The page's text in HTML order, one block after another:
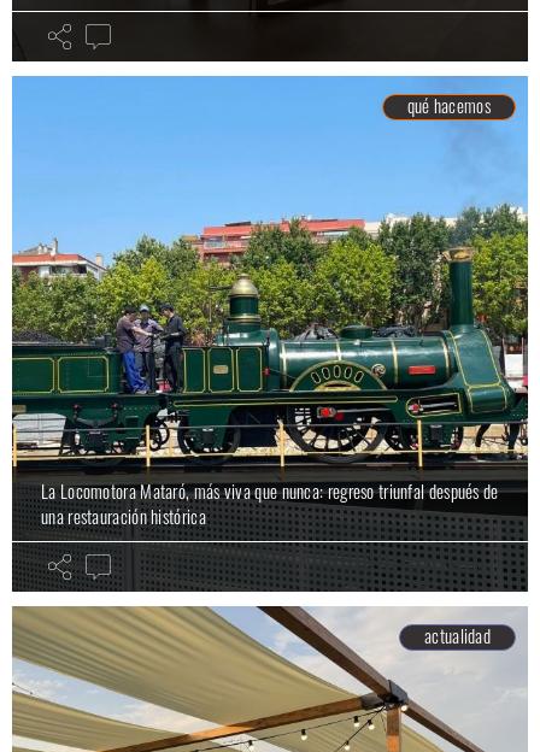
qué hacemos
La Locomotora Mataró, más viva que nunca: regreso triunfal después de
una restauración histórica
actualidad